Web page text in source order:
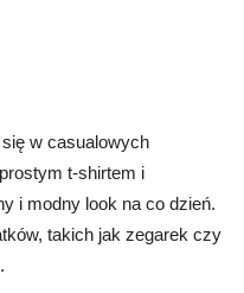
w casualowych
t-shirtem i
i modny look na co dzień.
takich jak zegarek czy